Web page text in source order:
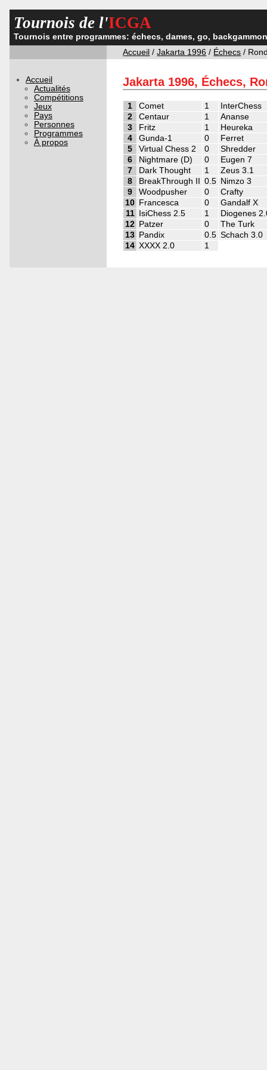
Tournois de l'ICGA
Tournois entre programmes: échecs, dames, go,
Accueil /Jakarta 1996 / Échecs /
Accueil
Actualités
Compétitions
Jeux
Pays
Personnes
Programmes
À propos
Jakarta 1996, Échecs,
1 Comet 1
InterChess
2
Centaur 1
Ananse
3
Fritz 1
Heureka
4
Gunda-1 0
Ferret
5
Virtual Chess 2 0
Shredder
6
Nightmare (D) 0
Eugen 7
7
Dark Thought 1
Zeus 3.1
8
BreakThrough II 0.5 Nimzo 3
9
Woodpusher 0
Crafty
10 Francesca 0
Gandalf X
11
IsiChess 2.5 1
Diogenes
12 Patzer 0
The Turk
13 Pandix 0.5 Schach 3.0
14 XXXX 2.0 1